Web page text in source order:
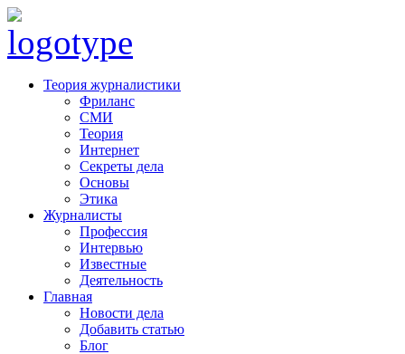
Теория журналистики
Фриланс
СМИ
Теория
Интернет
Секреты дела
Основы
Этика
Журналисты
Профессия
Интервью
Известные
Деятельность
Главная
Новости дела
Добавить статью
Блог